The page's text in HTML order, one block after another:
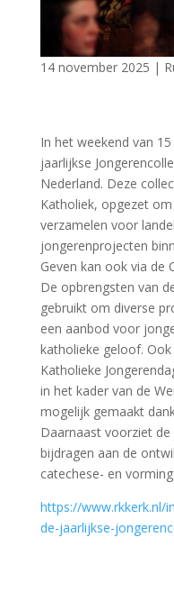
14 november 2025 |
In het weekend van
jaarlijkse
Nederland. Deze
Katholiek, opgezet
verzamelen voor
jongerenprojecten
Geven kan ook via de
De opbrengsten van
gebruikt om diverse
een aanbod voor
katholieke geloof.
Katholieke
in het kader van de
mogelijk gemaakt
Daarnaast voorziet
bijdragen aan de
catechese- en
https://www.rkkerk.nl/
de-jaarlijkse-